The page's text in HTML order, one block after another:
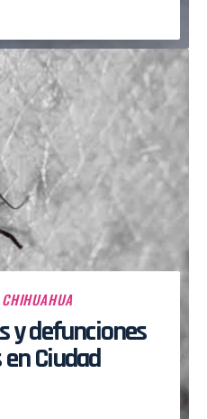
CHIHUAHUA
y defunciones
Ciudad